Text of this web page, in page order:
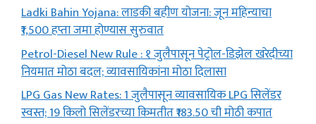
Ladki Bahin Yojana: लाडकी बहीण योजना: जून महिन्याचा
₹1,500 हप्ता जमा होण्यास सुरुवात
Petrol-Diesel New Rule : १ जुलैपासून पेट्रोल-डिझेल खरेदीच्या
नियमात मोठा बदल; व्यावसायिकांना मोठा दिलासा
LPG Gas New Rates: 1 जुलैपासून व्यावसायिक LPG सिलेंडर
स्वस्त; 19 किलो सिलेंडरच्या किमतीत ₹183.50 ची मोठी कपात